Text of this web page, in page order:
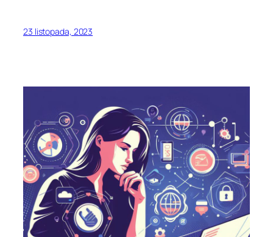
23 listopada, 2023